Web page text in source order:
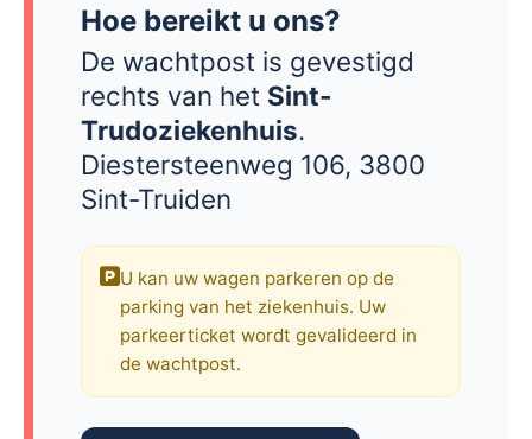
Hoe bereikt u ons?
De wachtpost is gevestigd
rechts van het Sint-
Trudoziekenhuis.
Diestersteenweg 106, 3800
Sint-Truiden
U kan uw wagen parkeren op de
parking van het ziekenhuis. Uw
parkeerticket wordt gevalideerd in
de wachtpost.